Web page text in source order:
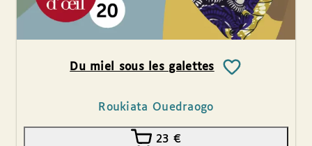
Du miel sous les galettes
Roukiata Ouedraogo
23 €